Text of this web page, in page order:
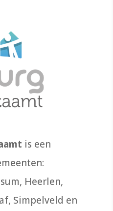
is een
Heerlen,
Simpelveld en